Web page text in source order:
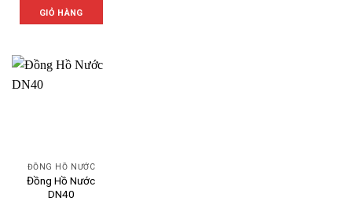
GIỎ HÀNG
ĐỒNG HỒ NƯỚC
Đồng Hồ Nước
DN40